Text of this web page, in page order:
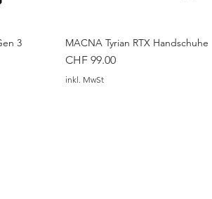
3 MACNA Tyrian RTX Handschuhe
Preis
CHF 99.00
inkl. MwSt